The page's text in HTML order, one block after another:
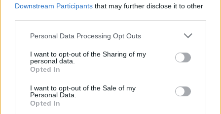
Downstream Participants that may further disclose it to other
Personal Data Processing Opt Outs
I want to opt-out of the Sharing of my
personal data.
Opted In
I want to opt-out of the Sale of my
Personal Data.
Opted In